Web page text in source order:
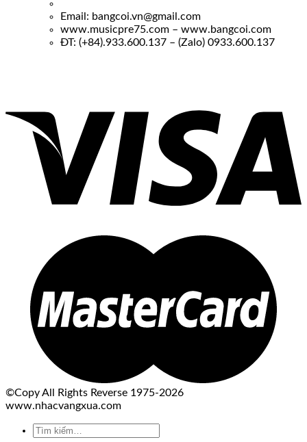
Email: bangcoi.vn@gmail.com
www.musicpre75.com – www.bangcoi.com
ĐT: (+84).933.600.137 – (Zalo) 0933.600.137
©Copy All Rights Reverse 1975-2026
www.nhacvangxua.com
Tìm